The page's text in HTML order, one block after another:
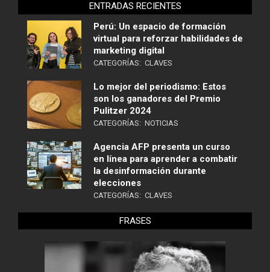
ENTRADAS RECIENTES
Perú: Un espacio de formación
virtual para reforzar habilidades de
marketing digital
CATEGORÍAS: CLAVES
Lo mejor del periodismo: Estos
son los ganadores del Premio
Pulitzer 2024
CATEGORÍAS: NOTICIAS
Agencia AFP presenta un curso
en línea para aprender a combatir
la desinformación durante
elecciones
CATEGORÍAS: CLAVES
FRASES